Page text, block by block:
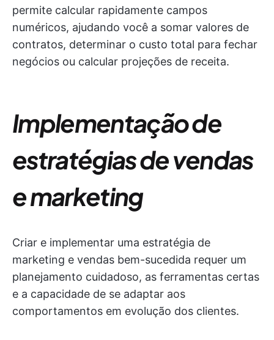
permite calcular rapidamente campos
numéricos, ajudando você a somar valores de
contratos, determinar o custo total para fechar
negócios ou calcular projeções de receita.
Implementação de
estratégias de vendas
e marketing
Criar e implementar uma estratégia de
marketing e vendas bem-sucedida requer um
planejamento cuidadoso, as ferramentas certas
e a capacidade de se adaptar aos
comportamentos em evolução dos clientes.